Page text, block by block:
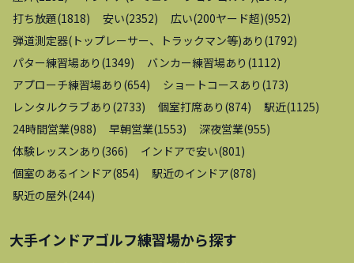
打ち放題(1818) 安い(2352) 広い(200ヤード超)(952)
弾道測定器(トップレーサー、トラックマン等)あり (1792)
パター練習場あり (1349) バンカー練習場あり (1112)
アプローチ練習場あり (654) ショートコースあり (173)
レンタルクラブあり (2733) 個室打席あり (874) 駅近(1125)
24時間営業(988) 早朝営業(1553) 深夜営業(955)
体験レッスンあり (366) インドアで安い(801 )
個室のあるインドア(854) 駅近のインドア(878)
駅近の屋外(244)
大手インドアゴルフ練習場から探す